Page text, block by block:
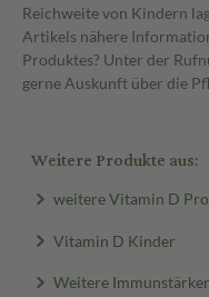
Reichweite von Kindern
Artikels nähere
Produktes? Unter der
gerne Auskunft über die
Weitere Produkte aus:
weitere Vitamin D
Vitamin D Kinder
Weitere Immunstärker